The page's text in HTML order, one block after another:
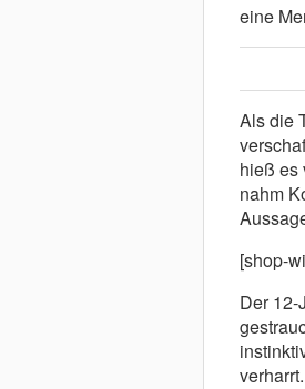
eine
Als die
hieß es
nahm
[shop-
Der 12-
verharrt.